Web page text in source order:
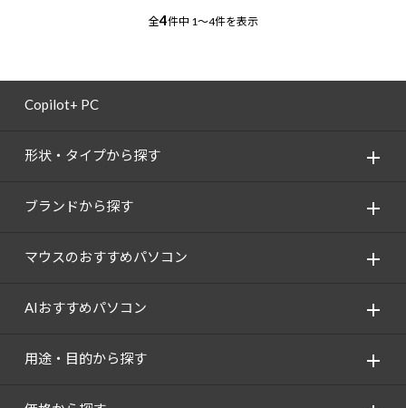
全4件中 1～4件を表示
Copilot+ PC
形状・タイプから探す
ブランドから探す
マウスのおすすめパソコン
AIおすすめパソコン
用途・目的から探す